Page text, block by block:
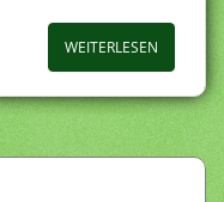
WEITERLESEN